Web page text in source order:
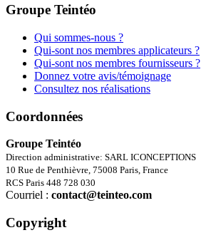
Groupe Teintéo
Qui sommes-nous ?
Qui-sont nos membres applicateurs ?
Qui-sont nos membres fournisseurs ?
Donnez votre avis/témoignage
Consultez nos réalisations
Coordonnées
Groupe Teintéo
Direction administrative: SARL ICONCEPTIONS
10 Rue de Penthièvre, 75008 Paris, France
RCS Paris 448 728 030
Courriel : contact@teinteo.com
Copyright